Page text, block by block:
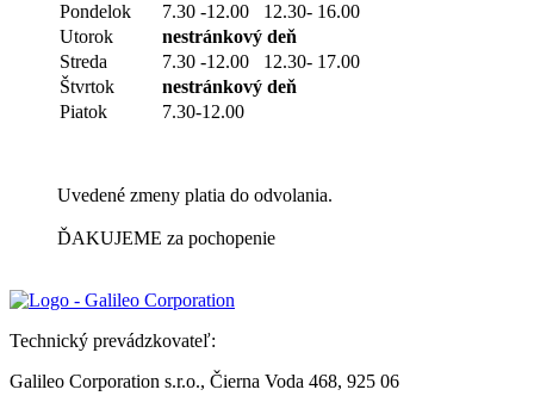
Pondelok
7.30 -12.00 12.30- 16.00
Utorok
nestránkový deň
Streda
7.30 -12.00 12.30- 17.00
Štvrtok
nestránkový deň
Piatok
7.30-12.00
Uvedené zmeny platia do odvolania.
ĎAKUJEME za pochopenie
Technický prevádzkovateľ:
Galileo Corporation s.r.o., Čierna Voda 468, 925 06